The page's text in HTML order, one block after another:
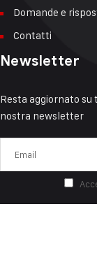
Domande e
Contatti
Newsletter
Resta aggiornato
nostra newsletter